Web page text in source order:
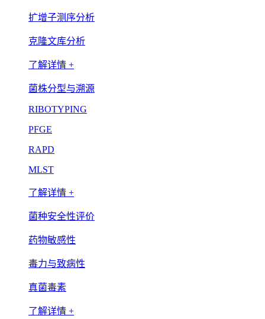
扩增子测序分析
克隆文库分析
了解详情 +
菌株分型与溯源
RIBOTYPING
PFGE
RAPD
MLST
了解详情 +
菌种安全性评价
药物敏感性
毒力与致病性
真菌毒素
了解详情 +